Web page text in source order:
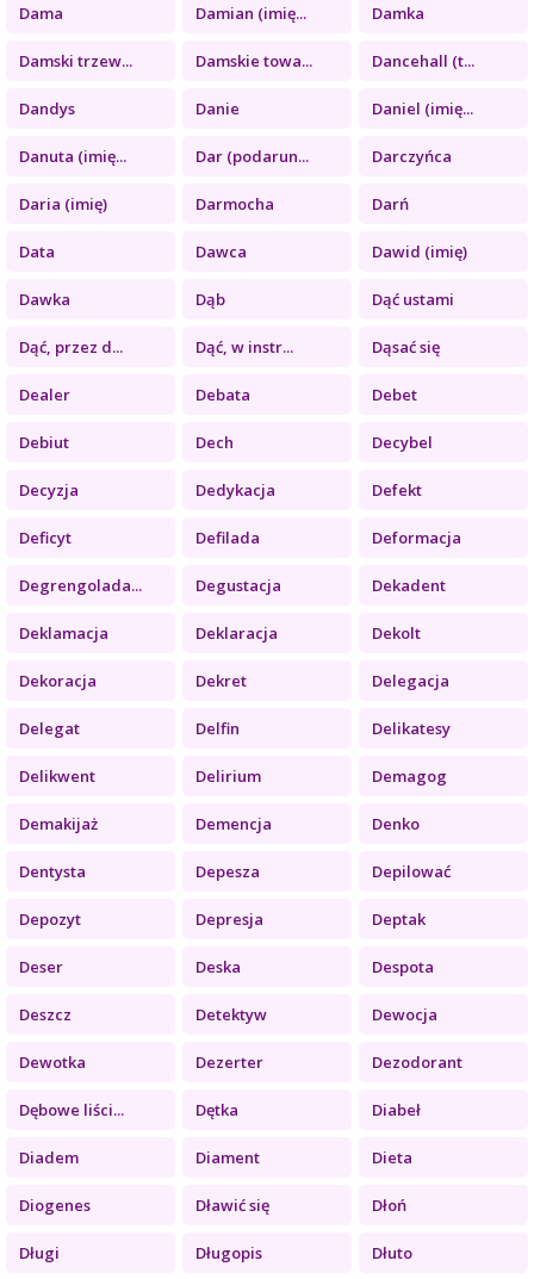
Dama Damian (imię... Damka
Damski trzew... Damskie towa... Dancehall (t...
Dandys Danie Daniel (imię...
Danuta (imię... Dar (podarun... Darczyńca
Daria (imię) Darmocha Darń
Data Dawca Dawid (imię)
Dawka Dąb Dąć ustami
Dąć, przez d... Dąć, w instr... Dąsać się
Dealer Debata Debet
Debiut Dech Decybel
Decyzja Dedykacja Defekt
Deficyt Defilada Deformacja
Degrengolada... Degustacja Dekadent
Deklamacja Deklaracja Dekolt
Dekoracja Dekret Delegacja
Delegat Delfin Delikatesy
Delikwent Delirium Demagog
Demakijaż Demencja Denko
Dentysta Depesza Depilować
Depozyt Depresja Deptak
Deser Deska Despota
Deszcz Detektyw Dewocja
Dewotka Dezerter Dezodorant
Dębowe liści... Dętka Diabeł
Diadem Diament Dieta
Diogenes Dławić się Dłoń
Długi Długopis Dłuto